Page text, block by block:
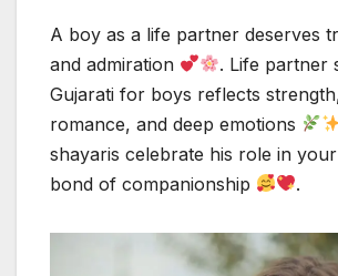
A boy as a life partner deserves
and admiration
. Life partner
Gujarati for boys reflects
romance, and deep emotions
shayaris celebrate his role in
bond of companionship
.